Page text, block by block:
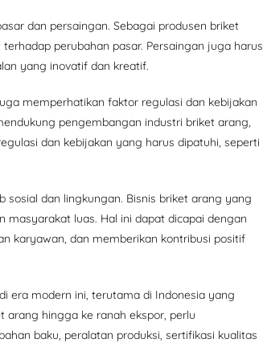
dan persaingan. Sebagai produsen briket
perubahan pasar. Persaingan juga harus
yang inovatif dan kreatif.
memperhatikan faktor regulasi dan kebijakan
pengembangan industri briket arang,
dan kebijakan yang harus dipatuhi, seperti
dan lingkungan. Bisnis briket arang yang
luas. Hal ini dapat dicapai dengan
karyawan, dan memberikan kontribusi positif
era modern ini, terutama di Indonesia yang
hingga ke ranah ekspor, perlu
baku, peralatan produksi, sertifikasi kualitas